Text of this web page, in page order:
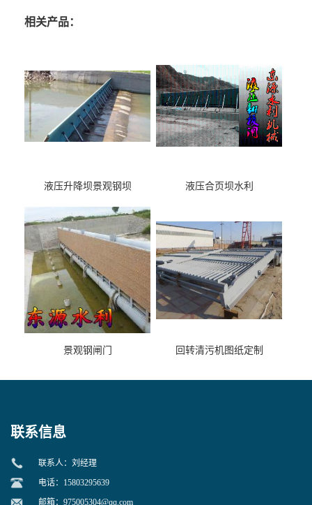
相关产品：
液压升降坝景观钢坝 液压合页坝水利
景观钢闸门 回转清污机图纸定制
联系信息
联系人：刘经理
电话：15803295639
邮箱： 975005304@qq.com